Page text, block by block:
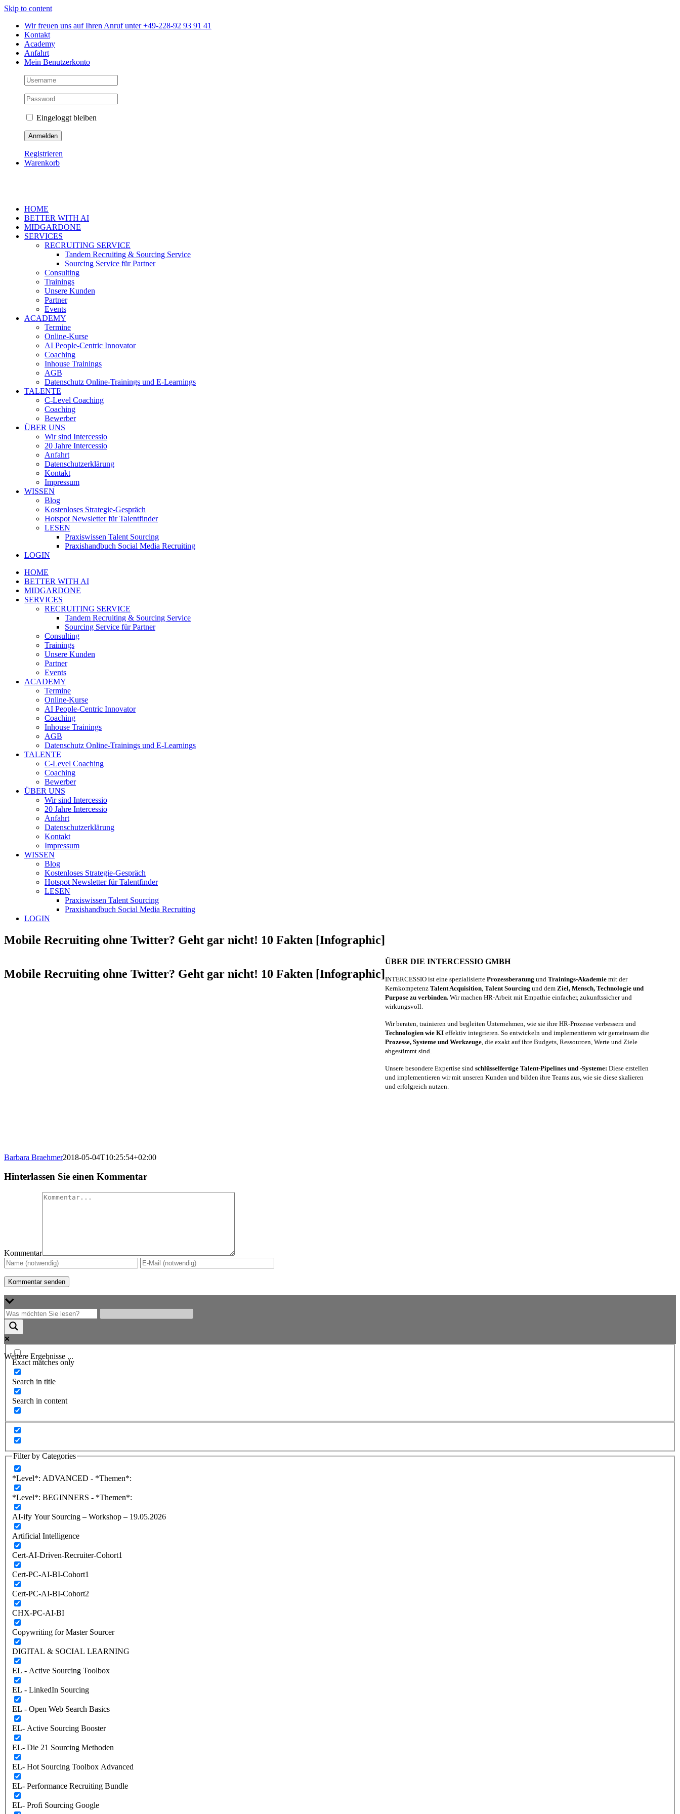
Skip to content
Wir freuen uns auf Ihren Anruf unter +49-228-92 93 91 41
Kontakt
Academy
Anfahrt
Mein Benutzerkonto
Eingeloggt bleiben
Registrieren
Warenkorb
HOME
BETTER WITH AI
MIDGARDONE
SERVICES
RECRUITING SERVICE
Tandem Recruiting & Sourcing Service
Sourcing Service für Partner
Consulting
Trainings
Unsere Kunden
Partner
Events
ACADEMY
Termine
Online-Kurse
AI People-Centric Innovator
Coaching
Inhouse Trainings
AGB
Datenschutz Online-Trainings und E-Learnings
TALENTE
C-Level Coaching
Coaching
Bewerber
ÜBER UNS
Wir sind Intercessio
20 Jahre Intercessio
Anfahrt
Datenschutzerklärung
Kontakt
Impressum
WISSEN
Blog
Kostenloses Strategie-Gespräch
Hotspot Newsletter für Talentfinder
LESEN
Praxiswissen Talent Sourcing
Praxishandbuch Social Media Recruiting
LOGIN
HOME
BETTER WITH AI
MIDGARDONE
SERVICES
RECRUITING SERVICE
Tandem Recruiting & Sourcing Service
Sourcing Service für Partner
Consulting
Trainings
Unsere Kunden
Partner
Events
ACADEMY
Termine
Online-Kurse
AI People-Centric Innovator
Coaching
Inhouse Trainings
AGB
Datenschutz Online-Trainings und E-Learnings
TALENTE
C-Level Coaching
Coaching
Bewerber
ÜBER UNS
Wir sind Intercessio
20 Jahre Intercessio
Anfahrt
Datenschutzerklärung
Kontakt
Impressum
WISSEN
Blog
Kostenloses Strategie-Gespräch
Hotspot Newsletter für Talentfinder
LESEN
Praxiswissen Talent Sourcing
Praxishandbuch Social Media Recruiting
LOGIN
Mobile Recruiting ohne Twitter? Geht gar nicht! 10 Fakten [Infographic]
Mobile Recruiting ohne Twitter? Geht gar nicht! 10 Fakten [Infographic]
Barbara Braehmer2018-05-04T10:25:54+02:00
Hinterlassen Sie einen Kommentar
Kommentar
Weitere Ergebnisse ...
Exact matches only
Search in title
Search in content
Filter by Categories
*Level*: ADVANCED - *Themen*:
*Level*: BEGINNERS - *Themen*:
AI-ify Your Sourcing – Workshop – 19.05.2026
Artificial Intelligence
Cert-AI-Driven-Recruiter-Cohort1
Cert-PC-AI-BI-Cohort1
Cert-PC-AI-BI-Cohort2
CHX-PC-AI-BI
Copywriting for Master Sourcer
DIGITAL & SOCIAL LEARNING
EL - Active Sourcing Toolbox
EL - LinkedIn Sourcing
EL - Open Web Search Basics
EL- Active Sourcing Booster
EL- Die 21 Sourcing Methoden
EL- Hot Sourcing Toolbox Advanced
EL- Performance Recruiting Bundle
EL- Profi Sourcing Google
ÜBER DIE INTERCESSIO GMBH
INTERCESSIO ist eine spezialisierte Prozessberatung und Trainings-Akademie mit der
Kernkompetenz Talent Acquisition Talent Sourcing und dem Ziel, Mensch, Technologie und
Purpose zu verbinden. Wir machen HR-Arbeit mit Empathie einfacher, zukunftssicher und
wirkungsvoll.
Wir beraten, trainieren und begleiten Unternehmen, wie sie ihre HR-Prozesse verbessern und
Technologien wie KI effektiv integrieren. So entwickeln und implementieren wir gemeinsam die
Prozesse, Systeme und Werkzeuge , die exakt auf ihre Budgets, Ressourcen, Werte und Ziele
abgestimmt sind.
Unsere besondere Expertise sind schlüsselfertige Talent-Pipelines und -Systeme: Diese erstellen
und implementieren wir mit unseren Kunden und bilden ihre Teams aus, wie sie diese skalieren
und erfolgreich nutzen.